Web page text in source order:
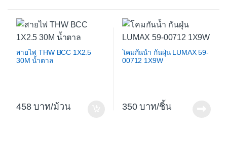
สายไฟ THW BCC 1X2.5
30M น้ำตาล
458 /ม้วน
โคมกันน้ำ กันฝุ่น LUMAX 59-
00712 1X9W
350 /ชิ้น